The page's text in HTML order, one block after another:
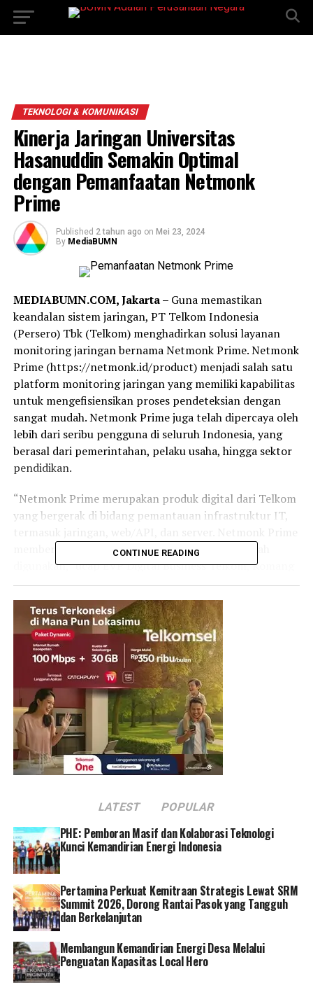
TEKNOLOGI & KOMUNIKASI
Kinerja Jaringan Universitas
Hasanuddin Semakin Optimal
dengan Pemanfaatan Netmonk
Prime
Published 2 tahun ago on Mei 23, 2024
By MediaBUMN
MEDIABUMN.COM, Jakarta – Guna memastikan
keandalan sistem jaringan, PT Telkom Indonesia
(Persero) Tbk (Telkom) menghadirkan solusi layanan
monitoring jaringan bernama Netmonk Prime. Netmonk
Prime (https://netmonk.id/product) menjadi salah satu
platform monitoring jaringan yang memiliki kapabilitas
untuk mengefisiensikan proses pendeteksian dengan
sangat mudah. Netmonk Prime juga telah dipercaya oleh
lebih dari seribu pengguna di seluruh Indonesia, yang
berasal dari pemerintahan, pelaku usaha, hingga sektor
pendidikan.
“Netmonk Prime merupakan produk digital dari Telkom
yang bergerak di bidang pemantauan infrastruktur IT,
memberikan solusi yang lebih powerful dan mudah
digunakan,” ucap EVP Digital Business Telkom, Komang
Budi Aryasa.
Di sektor pendidikan, seperti di lingkungan universitas,
penggunaan monitoring jaringan Netmonk Prime
memiliki beberapa manfaat yang signifikan, antara lain
mendeteksi gangguan jaringan, optimasi kinerja
jaringan, dan meningkatkan ketersediaan layanan.
Netmonk Prime dapat dimanfaatkan untuk memantau
penggunaan bandwidth secara individual dan
mengidentifikasi end user yang menggunakan
bandwidth secara berlebihan.
Permasalahan umum yang dialami universitas adalah
harus membagi bandwidth internet yang terbatas
kepada ribuan pengguna. Ketika muncul masalah pada
jaringannya, pihak universitas kerap kesulitan
melakukan pendeteksian dan mengambil keputusan
untuk menyelesaikan masalah tersebut.
Salah satu pengguna yang telah merasakan manfaat dari
solusi monitoring jaringan Netmonk Prime adalah
Universitas Hasanuddin (Unhas), Makassar. Sebelum
menggunakan Netmonk Prime, sistem operasi jaringan
CONTINUE READING
LATEST POPULAR
PHE: Pemboran Masif dan Kolaborasi Teknologi
Kunci Kemandirian Energi Indonesia
Pertamina Perkuat Kemitraan Strategis Lewat SRM
Summit 2026, Dorong Rantai Pasok yang Tangguh
dan Berkelanjutan
Membangun Kemandirian Energi Desa Melalui
Penguatan Kapasitas Local Hero